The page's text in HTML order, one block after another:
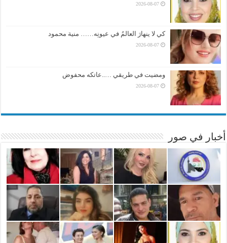
2026-08-07
كي لا ينهارَ العالمُ في عيونِه…… منية محمود
2026-08-07
ومضيت في طريقي …..عاتكه محفوض
2026-08-07
أخبار في صور